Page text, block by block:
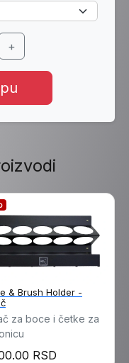
+
& Brush Holder -
za boce i četke za
RSD